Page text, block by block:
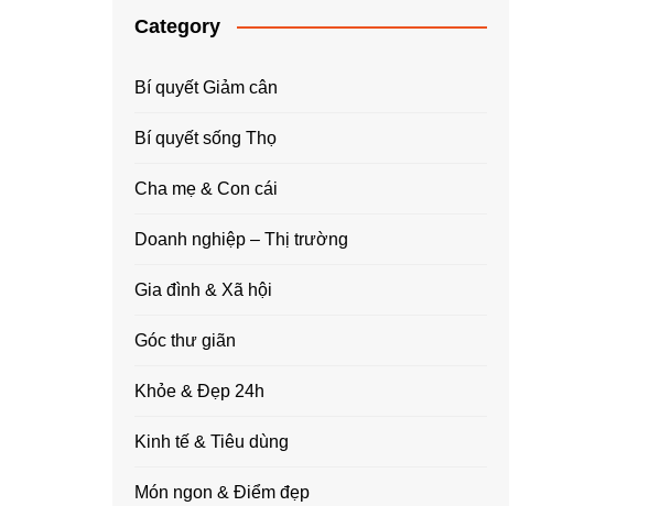
Category
Bí quyết Giảm cân
Bí quyết sống Thọ
Cha mẹ & Con cái
Doanh nghiệp – Thị trường
Gia đình & Xã hội
Góc thư giãn
Khỏe & Đẹp 24h
Kinh tế & Tiêu dùng
Món ngon & Điểm đẹp